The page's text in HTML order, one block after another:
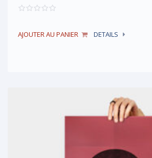
initial
$33.00.$22.00.
AJOUTER AU PANIER DETAILS